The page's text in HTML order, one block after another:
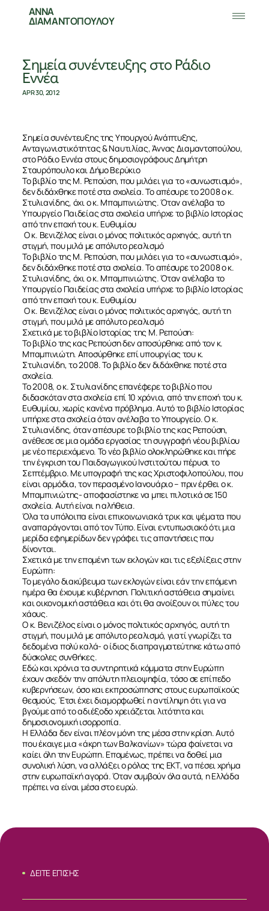
ΣΧΕΤΙΚΑ
ΝΕΑ
ΕΠΙΚΟΙΝΩΝΙΑ
ΑΝΝΑ
ΔΙΑΜΑΝΤΟΠΟΥΛΟΥ
Σημεία συνέντευξης στο Ράδιο
Εννέα
APR 30, 2012
Σημεία συνέντευξης της Υπουργού Ανάπτυξης,
Ανταγωνιστικότητας & Ναυτιλίας, Άννας Διαμαντοπούλου,
στο Ράδιο Εννέα στους δημοσιογράφους Δημήτρη
Σταυρόπουλο και Δήμο Βερύκιο
Το βιβλίο της Μ. Ρεπούση, που μιλάει για το «συνωστισμό»,
δεν διδάχθηκε ποτέ στα σχολεία. Το απέσυρε το 2008 ο κ.
Στυλιανίδης, όχι ο κ. Μπαμπινιώτης. Όταν ανέλαβα το
Υπουργείο Παιδείας στα σχολεία υπήρχε το βιβλίο Ιστορίας
από την εποχή του κ. Ευθυμίου
Ο κ. Βενιζέλος είναι ο μόνος πολιτικός αρχηγός, αυτή τη
στιγμή, που μιλά με απόλυτο ρεαλισμό
Το βιβλίο της Μ. Ρεπούση, που μιλάει για το «συνωστισμό»,
δεν διδάχθηκε ποτέ στα σχολεία. Το απέσυρε το 2008 ο κ.
Στυλιανίδης, όχι ο κ. Μπαμπινιώτης. Όταν ανέλαβα το
Υπουργείο Παιδείας στα σχολεία υπήρχε το βιβλίο Ιστορίας
από την εποχή του κ. Ευθυμίου
Ο κ. Βενιζέλος είναι ο μόνος πολιτικός αρχηγός, αυτή τη
στιγμή, που μιλά με απόλυτο ρεαλισμό
Σχετικά με το βιβλίο Ιστορίας της Μ. Ρεπούση:
Το βιβλίο της κας Ρεπούση δεν αποσύρθηκε από τον κ.
Μπαμπινιώτη. Αποσύρθηκε επί υπουργίας του κ.
Στυλιανίδη, το 2008. Το βιβλίο δεν διδάχθηκε ποτέ στα
σχολεία.
Το 2008, ο κ. Στυλιανίδης επανέφερε το βιβλίο που
διδασκόταν στα σχολεία επί 10 χρόνια, από την εποχή του κ.
Ευθυμίου, χωρίς κανένα πρόβλημα. Αυτό το βιβλίο Ιστορίας
υπήρχε στα σχολεία όταν ανέλαβα το Υπουργείο. Ο κ.
Στυλιανίδης, όταν απέσυρε το βιβλίο της κας Ρεπούση,
ανέθεσε σε μια ομάδα εργασίας τη συγγραφή νέου βιβλίου
με νέο περιεχόμενο. Το νέο βιβλίο ολοκληρώθηκε και πήρε
την έγκριση του Παιδαγωγικού Ινστιτούτου πέρυσι το
Σεπτέμβριο. Με υπογραφή της κας Χριστοφιλοπούλου, που
είναι αρμόδια, τον περασμένο Ιανουάριο – πριν έρθει ο κ.
Μπαμπινιώτης- αποφασίστηκε να μπει πιλοτικά σε 150
σχολεία. Αυτή είναι η αλήθεια.
Όλα τα υπόλοιπα είναι επικοινωνιακά τρικ και ψέματα που
αναπαράγονται από τον Τύπο. Είναι εντυπωσιακό ότι μια
μερίδα εφημερίδων δεν γράφει τις απαντήσεις που
δίνονται.
Σχετικά με την επομένη των εκλογών και τις εξελίξεις στην
Ευρώπη:
Το μεγάλο διακύβευμα των εκλογών είναι εάν την επόμενη
ημέρα θα έχουμε κυβέρνηση. Πολιτική αστάθεια σημαίνει
και οικονομική αστάθεια και ότι θα ανοίξουν οι πύλες του
χάους.
Ο κ. Βενιζέλος είναι ο μόνος πολιτικός αρχηγός, αυτή τη
στιγμή, που μιλά με απόλυτο ρεαλισμό, γιατί γνωρίζει τα
δεδομένα πολύ καλά- ο ίδιος διαπραγματεύτηκε κάτω από
δύσκολες συνθήκες.
Εδώ και χρόνια τα συντηρητικά κόμματα στην Ευρώπη
έχουν σχεδόν την απόλυτη πλειοψηφία, τόσο σε επίπεδο
κυβερνήσεων, όσο και εκπροσώπησης στους ευρωπαϊκούς
θεσμούς. Έτσι έχει διαμορφωθεί η αντίληψη ότι για να
βγούμε από το αδιέξοδο χρειάζεται λιτότητα και
δημοσιονομική ισορροπία.
Η Ελλάδα δεν είναι πλέον μόνη της μέσα στην κρίση. Αυτό
που έκαιγε μια «άκρη των Βαλκανίων» τώρα φαίνεται να
καίει όλη την Ευρώπη. Επομένως, πρέπει να δοθεί μια
συνολική λύση, να αλλάξει ο ρόλος της ΕΚΤ, να πέσει χρήμα
στην ευρωπαϊκή αγορά. Όταν συμβούν όλα αυτά, η Ελλάδα
πρέπει να είναι μέσα στο ευρώ.
ΔΕΙΤΕ ΕΠΙΣΗΣ